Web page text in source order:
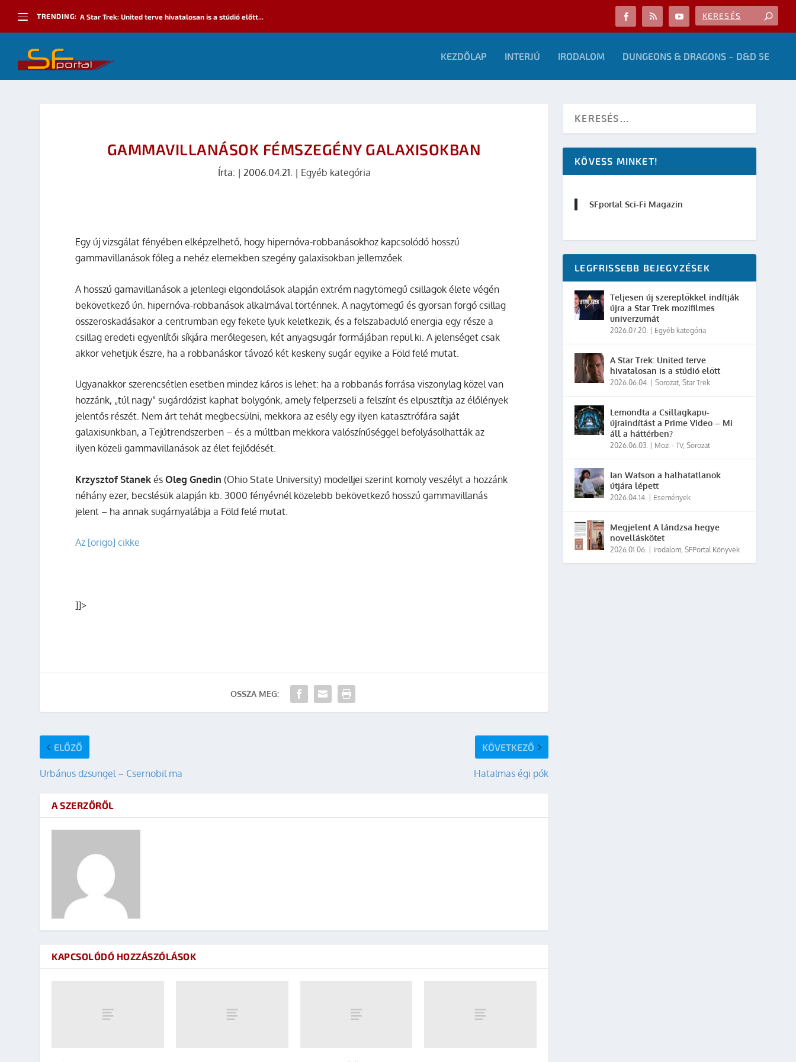
TRENDING: A Star Trek: United terve hivatalosan is a stúdió előtt...
KEZDŐLAP INTERJÚ IRODALOM DUNGEONS & DRAGONS – D&D 5E
GAMMAVILLANÁSOK FÉMSZEGÉNY GALAXISOKBAN
Írta: | 2006.04.21. | Egyéb kategória
Egy új vizsgálat fényében elképzelhető, hogy hipernóva-robbanásokhoz kapcsolódó hosszú
gammavillanások főleg a nehéz elemekben szegény galaxisokban jellemzőek.
A hosszú gamavillanások a jelenlegi elgondolások alapján extrém nagytömegű csillagok élete végén
bekövetkező ún. hipernóva-robbanások alkalmával történnek. A nagytömegű és gyorsan forgó csillag
összeroskadásakor a centrumban egy fekete lyuk keletkezik, és a felszabaduló energia egy része a
csillag eredeti egyenlítői síkjára merőlegesen, két anyagsugár formájában repül ki. A jelenséget csak
akkor vehetjük észre, ha a robbanáskor távozó két keskeny sugár egyike a Föld felé mutat.
Ugyanakkor szerencsétlen esetben mindez káros is lehet: ha a robbanás forrása viszonylag közel van
hozzánk, „túl nagy” sugárdózist kaphat bolygónk, amely felperzseli a felszínt és elpusztítja az élőlények
jelentős részét. Nem árt tehát megbecsülni, mekkora az esély egy ilyen katasztrófára saját
galaxisunkban, a Tejútrendszerben – és a múltban mekkora valószínűséggel befolyásolhatták az
ilyen közeli gammavillanások az élet fejlődését.
Krzysztof Stanek ésOleg Gnedin (Ohio State University) modelljei szerint komoly veszélyt a hozzánk
néhány ezer, becslésük alapján kb. 3000 fényévnél közelebb bekövetkező hosszú gammavillanás
jelent – ha annak sugárnyalábja a Föld felé mutat.
Az [origo] cikke
]]>
OSSZA MEG:
ELŐZŐ
Urbánus dzsungel – Csernobil ma
KÖVETKEZŐ
Hatalmas égi pók
A SZERZŐRŐL
KAPCSOLÓDÓ HOZZÁSZÓLÁSOK
KÖVESS MINKET!
SFportal Sci-Fi Magazin
LEGFRISSEBB BEJEGYZÉSEK
Teljesen új szereplőkkel indítják
újra a Star Trek mozifilmes
univerzumát
2026.07.20. Egyéb kategória
A Star Trek: United terve
hivatalosan is a stúdió előtt
2026.06.04. |Sorozat,Star Trek
Lemondta a Csillagkapu-
újraindítást a Prime Video – Mi
áll a háttérben?
2026.06.03. Mozi - TV,Sorozat
Ian Watson a halhatatlanok
útjára lépett
2026.04.14. Események
Megjelent A lándzsa hegye
novelláskötet
2026.01.06. Irodalom,SFPortal Könyvek